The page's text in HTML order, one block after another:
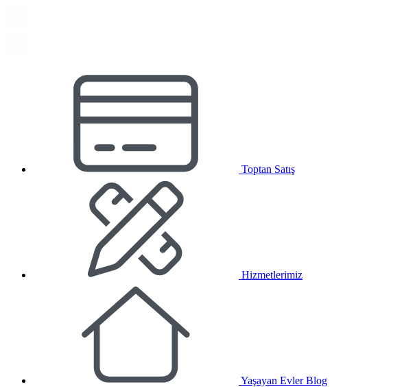
Toptan Satış
Hizmetlerimiz
Yaşayan Evler Blog